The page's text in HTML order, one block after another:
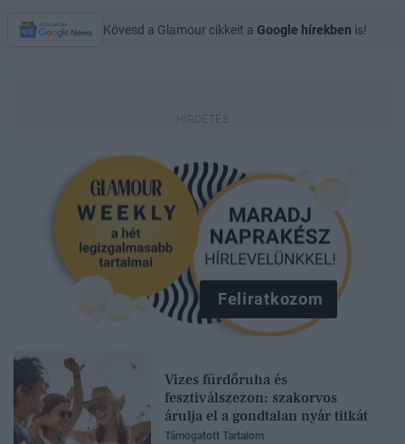
Kövesd a Glamour cikkeit a Google hírekben is!
Feliratkozom
Vizes fürdőruha és
fesztiválszezon: szakorvos
árulja el a gondtalan nyár titkát
Támogatott Tartalom